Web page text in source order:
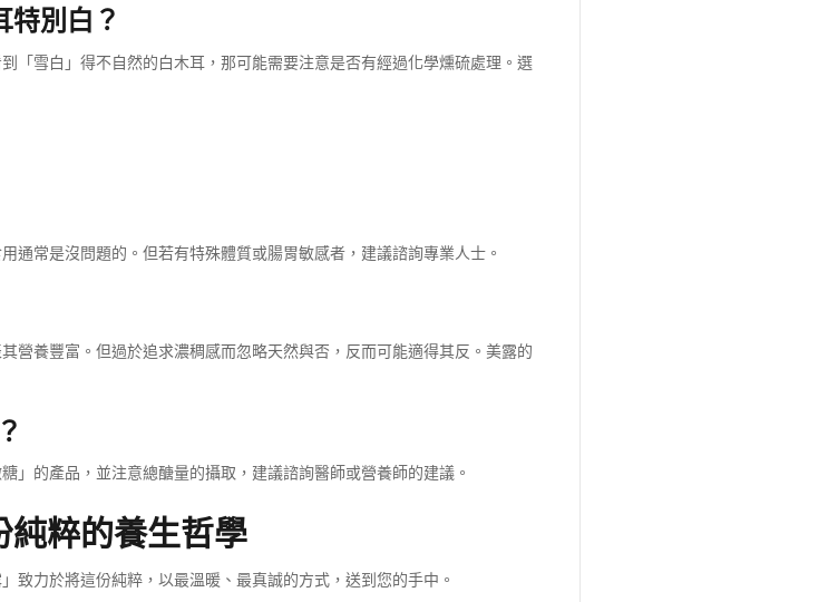
特別白？
「雪白」得不自然的白木耳，那可能需要注意是否有經過化學燻硫處理。選
通常是沒問題的。但若有特殊體質或腸胃敏感者，建議諮詢專業人士。
營養豐富。但過於追求濃稠感而忽略天然與否，反而可能適得其反。美露的
」的產品，並注意總醣量的攝取，建議諮詢醫師或營養師的建議。
粹的養生哲學
致力於將這份純粹，以最溫暖、最真誠的方式，送到您的手中。